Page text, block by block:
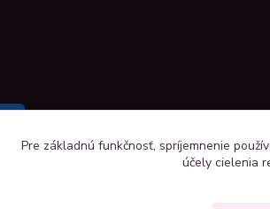
Pre základnú funkčnosť, spríjemnenie
účely cielenia